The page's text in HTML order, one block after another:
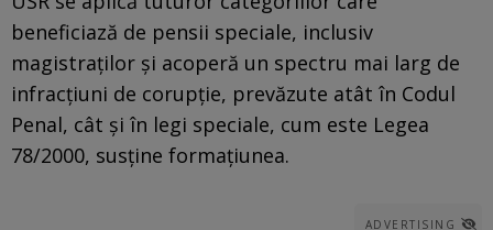
beneficiază de pensii speciale, inclusiv
magistraţilor şi acoperă un spectru mai larg de
infracţiuni de corupţie, prevăzute atât în Codul
Penal, cât şi în legi speciale, cum este Legea
78/2000, susţine formaţiunea.
ADVERTISING